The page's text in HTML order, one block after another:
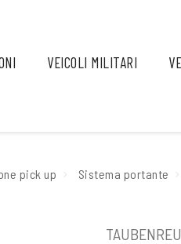
VEICOLI MILITARI
pick up Sistema portante